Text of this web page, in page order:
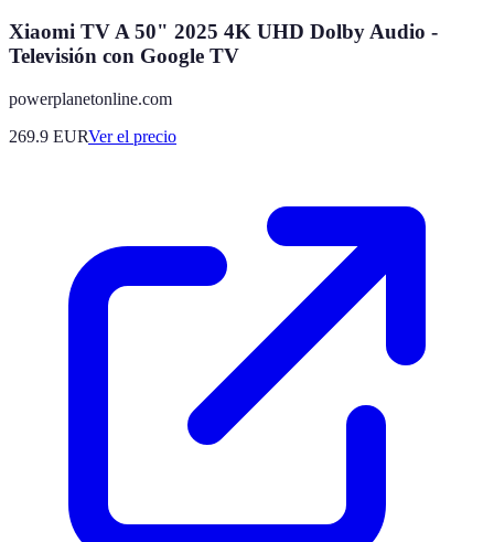
Xiaomi TV A 50" 2025 4K UHD Dolby Audio -
Televisión con Google TV
powerplanetonline.com
269.9 EURVer el precio